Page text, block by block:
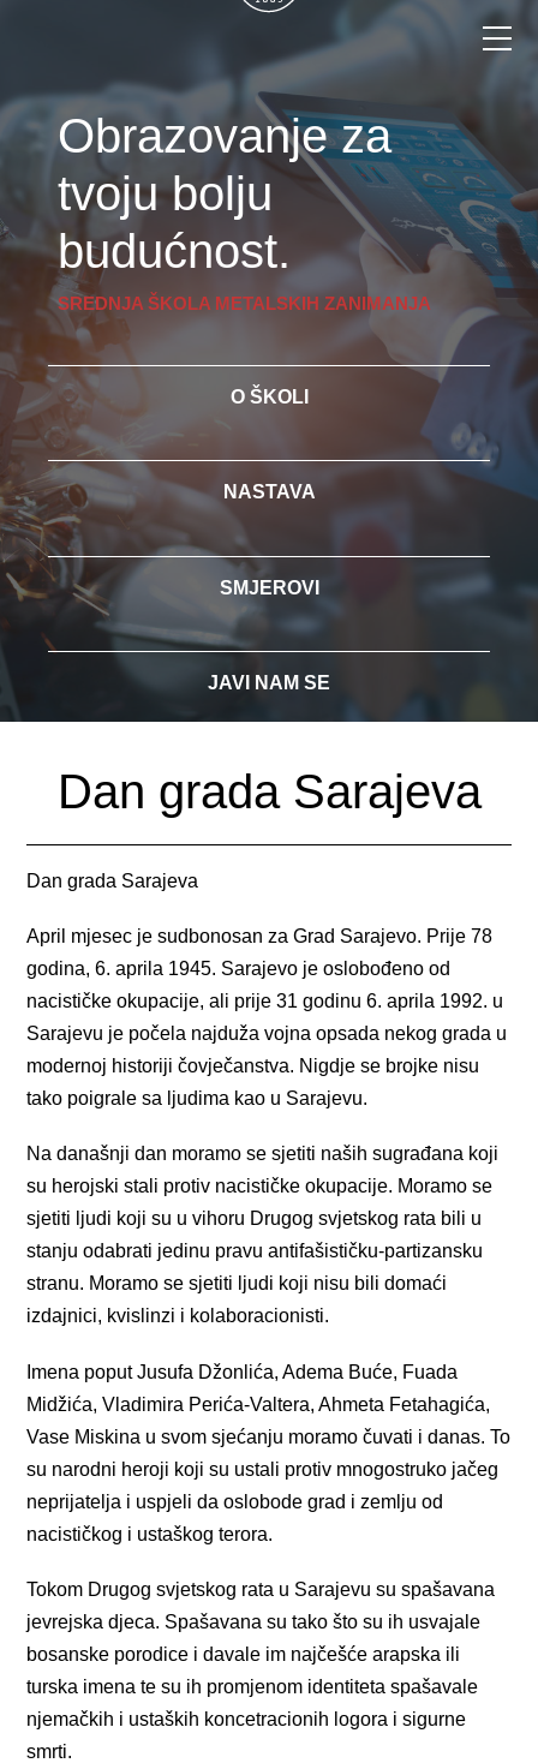
Obrazovanje za
tvoju bolju
budućnost.
SREDNJA ŠKOLA METALSKIH ZANIMANJA
O ŠKOLI
NASTAVA
SMJEROVI
JAVI NAM SE
Dan grada Sarajeva
Dan grada Sarajeva
April mjesec je sudbonosan za Grad Sarajevo. Prije 78
godina, 6. aprila 1945. Sarajevo je oslobođeno od
nacističke okupacije, ali prije 31 godinu 6. aprila 1992. u
Sarajevu je počela najduža vojna opsada nekog grada u
modernoj historiji čovječanstva. Nigdje se brojke nisu
tako poigrale sa ljudima kao u Sarajevu.
Na današnji dan moramo se sjetiti naših sugrađana koji
su herojski stali protiv nacističke okupacije. Moramo se
sjetiti ljudi koji su u vihoru Drugog svjetskog rata bili u
stanju odabrati jedinu pravu antifašističku-partizansku
stranu. Moramo se sjetiti ljudi koji nisu bili domaći
izdajnici, kvislinzi i kolaboracionisti.
Imena poput Jusufa Džonlića, Adema Buće, Fuada
Midžića, Vladimira Perića-Valtera, Ahmeta Fetahagića,
Vase Miskina u svom sjećanju moramo čuvati i danas. To
su narodni heroji koji su ustali protiv mnogostruko jačeg
neprijatelja i uspjeli da oslobode grad i zemlju od
nacističkog i ustaškog terora.
Tokom Drugog svjetskog rata u Sarajevu su spašavana
jevrejska djeca. Spašavana su tako što su ih usvajale
bosanske porodice i davale im najčešće arapska ili
turska imena te su ih promjenom identiteta spašavale
njemačkih i ustaških koncetracionih logora i sigurne
smrti.